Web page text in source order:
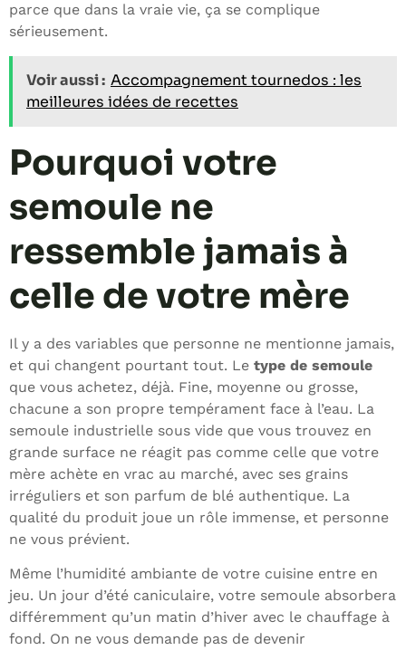
parce que dans la vraie vie, ça se complique
sérieusement.
Voir aussi : Accompagnement tournedos : les
meilleures idées de recettes
Pourquoi votre
semoule ne
ressemble jamais à
celle de votre mère
Il y a des variables que personne ne mentionne jamais,
et qui changent pourtant tout. Le type de semoule
que vous achetez, déjà. Fine, moyenne ou grosse,
chacune a son propre tempérament face à l’eau. La
semoule industrielle sous vide que vous trouvez en
grande surface ne réagit pas comme celle que votre
mère achète en vrac au marché, avec ses grains
irréguliers et son parfum de blé authentique. La
qualité du produit joue un rôle immense, et personne
ne vous prévient.
Même l’humidité ambiante de votre cuisine entre en
jeu. Un jour d’été caniculaire, votre semoule absorbera
différemment qu’un matin d’hiver avec le chauffage à
fond. On ne vous demande pas de devenir